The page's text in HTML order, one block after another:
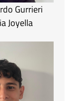
Gurrieri
Joyella